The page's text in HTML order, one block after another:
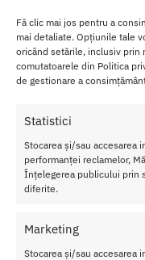
Fă clic mai jos pentru a
mai detaliate. Opțiunile tale
oricând setările, inclusiv prin
comutatoarele din Politica
de gestionare a
Statistici
Stocarea și/sau accesarea
performanței reclamelor,
Înțelegerea publicului prin
diferite.
Marketing
Stocarea și/sau accesarea
50.00